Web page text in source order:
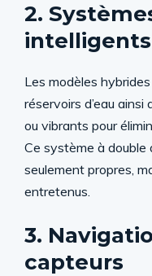
2.
intelligents
Les modèles
réservoirs d’eau
ou vibrants pour
Ce système à
seulement propres,
entretenus.
3.
capteurs